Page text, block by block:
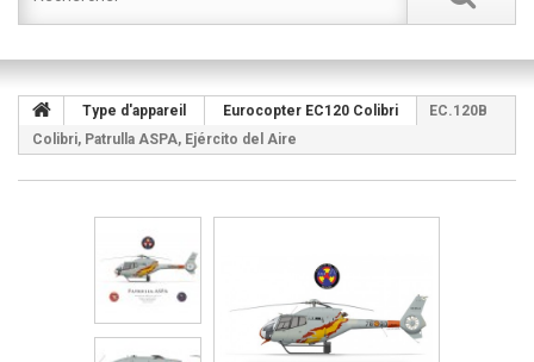
Type d'appareil Eurocopter EC120 Colibri
EC.120B
Colibri, Patrulla ASPA, Ejército del Aire